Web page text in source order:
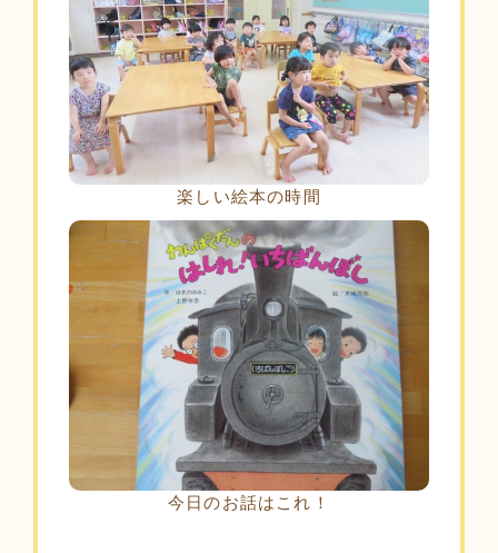
楽しい絵本の時間
今日のお話はこれ！